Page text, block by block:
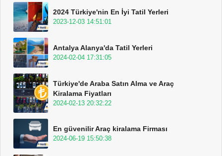
2024 Türkiye'nin En İyi Tatil Yerleri
2023-12-03 14:51:01
Antalya Alanya'da Tatil Yerleri
2024-02-04 17:31:05
Türkiye'de Araba Satın Alma ve Araç
Kiralama Fiyatları
2024-02-13 20:32:22
En güvenilir Araç kiralama Firması
2024-06-19 15:50:38